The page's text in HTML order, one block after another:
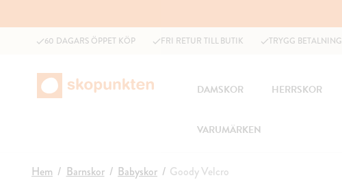
60 DAGARS ÖPPET KÖP FRI RETUR TILL BUTIK TRYGG BETALNING
DAMSKOR HERRSKOR
VARUMÄRKEN
Hem Barnskor Babyskor Goody Velcro